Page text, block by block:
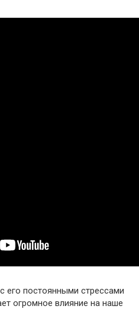
его постоянными стрессами
огромное влияние на наше